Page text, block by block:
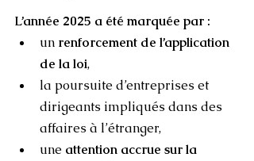
L’année 2025 a été marquée par :
un renforcement de l’application
de la loi,
la poursuite d’entreprises et
dirigeants impliqués dans des
affaires à l’étranger,
une attention accrue sur la